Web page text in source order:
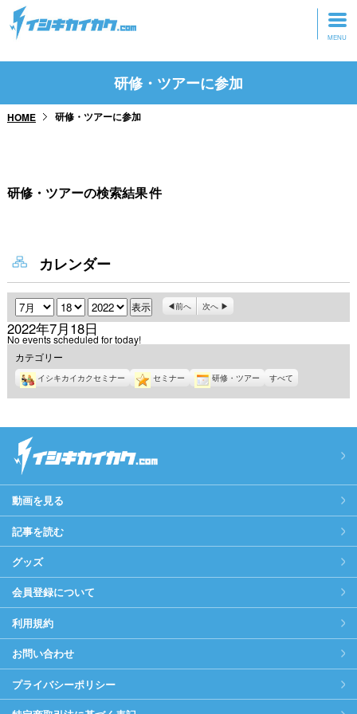
トップページ
研修・ツアーに参加
研修・ツアーに参加
HOME 研修・ツアーに参加
研修・ツアーの検索結果件
カレンダー
月 日 年 前へ 次へ
2022年7月18日
No events scheduled for today!
カテゴリー
イシキカイカクセミナー セミナー 研修・ツアー すべて
動画を見る
記事を読む
グッズ
会員登録について
利用規約
お問い合わせ
プライバシーポリシー